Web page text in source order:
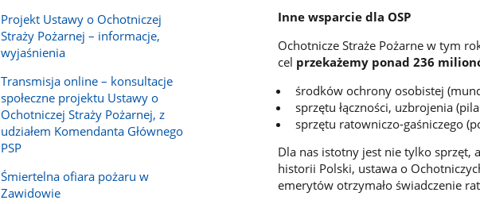
Projekt Ustawy o Ochotniczej
Straży Pożarnej – informacje,
wyjaśnienia
Transmisja online – konsultacje
społeczne projektu Ustawy o
Ochotniczej Straży Pożarnej, z
udziałem Komendanta Głównego
PSP
Śmiertelna ofiara pożaru w
Zawidowie
Inne wsparcie dla OSP
Ochotnicze Straże Pożarne w tym
cel przekażemy ponad 236
środków ochrony osobistej
sprzętu łączności, uzbrojenia
sprzętu ratowniczo-gaśniczego
Dla nas istotny jest nie tylko sprzęt,
historii Polski, ustawa o
emerytów otrzymało świadczenie